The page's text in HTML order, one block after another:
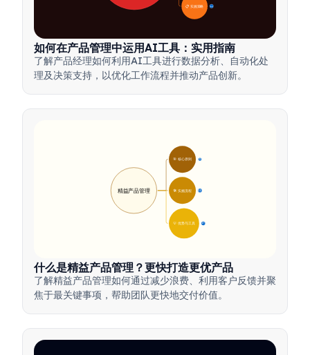
📋 实施策略 33
如何在产品管理中运用AI工具：实用指南
了解产品经理如何利用AI工具进行数据分析、自动化处
理及决策支持，以优化工作流程并推动产品创新。
🎯 核心原则 9
🛠️ 实施流程 12
💡 优势与工具 17
精益产品管理
什么是精益产品管理？更快打造更优产品
了解精益产品管理如何通过减少浪费、利用客户反馈并聚
焦于最关键事项，帮助团队更快地交付价值。